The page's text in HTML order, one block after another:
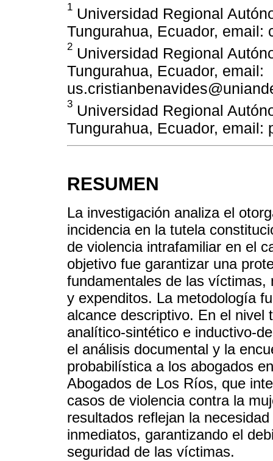
1 Universidad Regional
Tungurahua, Ecuador, email:
2 Universidad Regional
Tungurahua, Ecuador, email:
3 Universidad Regional
Tungurahua, Ecuador, email:
RESUMEN
La investigación analiza el
incidencia en la tutela
de violencia intrafamiliar en el
objetivo fue garantizar una
fundamentales de las víctimas,
y expenditos. La metodología
alcance descriptivo. En el nivel
analítico-sintético e inductivo-
el análisis documental y la
probabilística a los abogados
Abogados de Los Ríos, que
casos de violencia contra la
resultados reflejan la
inmediatos, garantizando el
seguridad de las víctimas.